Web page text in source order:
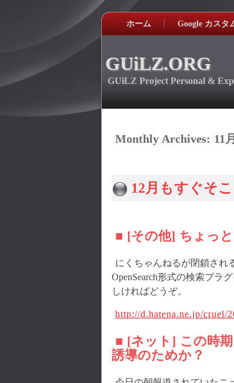
ホーム Google カスタ
GUiLZ.ORG
GUiLZ Project Personal &
Monthly Archives: 11
12月もすぐそ
■ [その他] ちょっ
にくちゃんねるが閉鎖され
OpenSearch形式の検索プラ
しければどうぞ。
http://d.hatena.ne.jp/cruel/
■ [ネット] この時
誘導のためか？